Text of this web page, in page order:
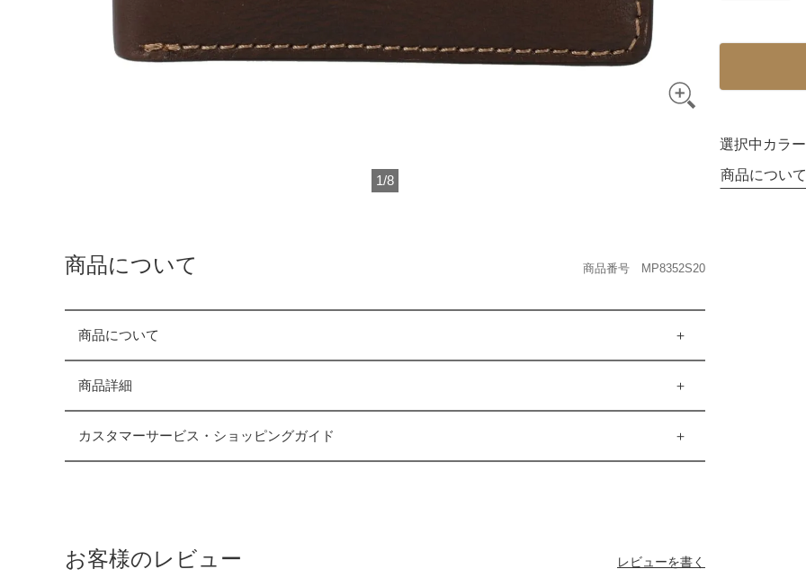
1/8
選択中カラー
商品につい
商品について 商品番号 MP8352S20
商品について
商品詳細
カスタマーサービス・ショッピングガイド
お客様のレビュー レビューを書く